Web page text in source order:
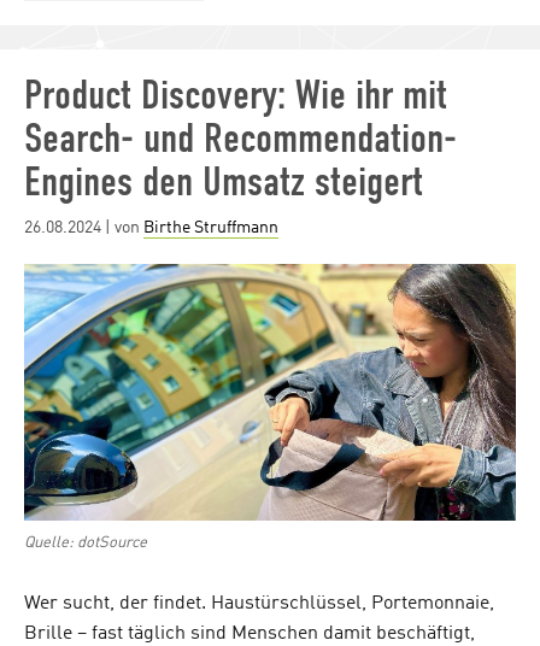
Product Discovery: Wie ihr mit
Search- und Recommendation-
Engines den Umsatz steigert
Posted
26.08.2024 | von Birthe Struffmann
Quelle: dotSource
Wer sucht, der findet. Haustürschlüssel, Portemonnaie,
Brille – fast täglich sind Menschen damit beschäftigt,